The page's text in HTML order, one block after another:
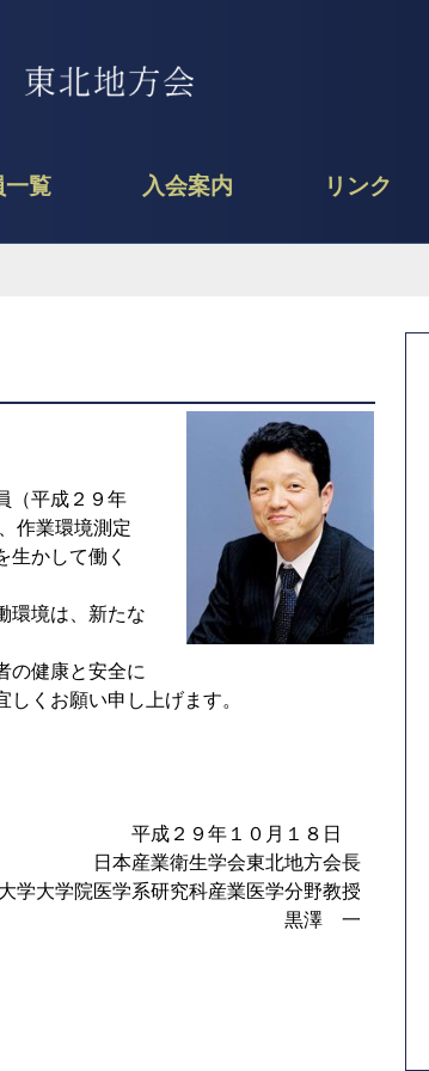
一覧 入会案内 リンク
（平成２９年
作業環境測定
生かして働く
環境は、新たな
の健康と安全に
くお願い申し上げます。
０月１８日
会東北地方会長
究科産業医学分野教授
一